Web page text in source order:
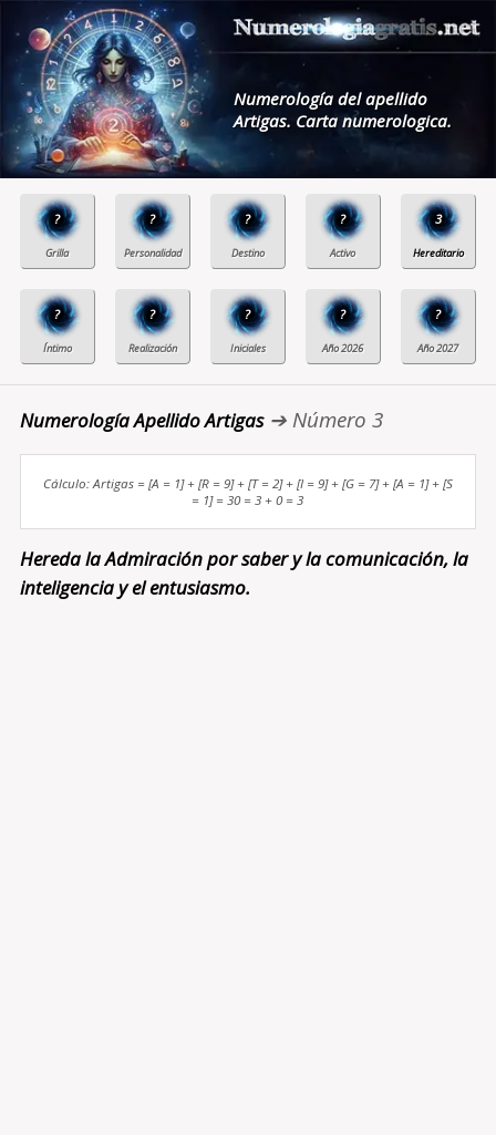
Numerología del apellido
Artigas. Carta numerologica.
? ? ? ? 3
? ? ? ? ?
Numerología Apellido Artigas➔ Número 3
Cálculo: Artigas = [A = 1] + [R = 9] + [T = 2] + [I = 9] + [G = 7] + [A = 1] + [S
= 1] = 30 = 3 + 0 = 3
Hereda la Admiración por saber y la comunicación, la
inteligencia y el entusiasmo.